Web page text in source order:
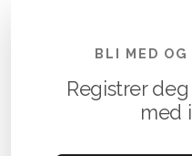
BLI MED OG
Registrer
med